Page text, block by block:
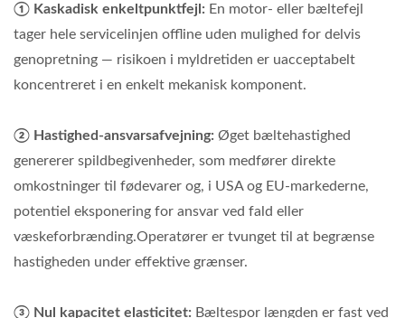
① Kaskadisk enkeltpunktfejl: En motor- eller bæltefejl
tager hele servicelinjen offline uden mulighed for delvis
genopretning — risikoen i myldretiden er uacceptabelt
koncentreret i en enkelt mekanisk komponent.
② Hastighed-ansvarsafvejning: Øget bæltehastighed
genererer spildbegivenheder, som medfører direkte
omkostninger til fødevarer og, i USA og EU-markederne,
potentiel eksponering for ansvar ved fald eller
væskeforbrænding.Operatører er tvunget til at begrænse
hastigheden under effektive grænser.
③ Nul kapacitet elasticitet: Bæltespor længden er fast ved